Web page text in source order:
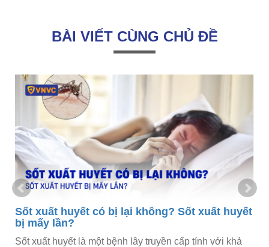
BÀI VIẾT CÙNG CHỦ ĐỀ
Sốt xuất huyết có bị lại không? Sốt xuất huyết
bị mấy lần?
Sốt xuất huyết là một bệnh lây truyền cấp tính với khả